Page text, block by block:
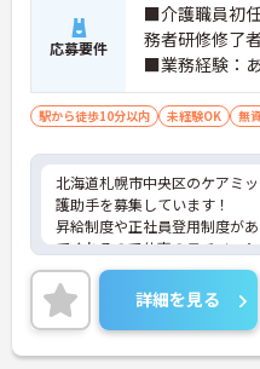
応募要件
■介護職員初
務者研修修了
■業務経験：
駅から徒歩10分以内 未経験OK 無
北海道札幌市中央区のケアミ
護助手を募集しています！
昇給制度や正社員登用制度が
てくれるので仕事のモチベー
す♪育児・介護休業や看護休
スタイルが変わっても長期的に
おります◎最寄り駅から徒歩5
しいポイントです！
ご興味のある方は、面接のポ
詳細を見る